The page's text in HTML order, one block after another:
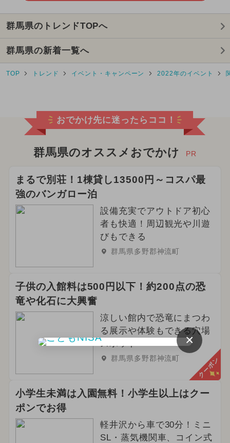
2025年8月のイベント
キャラクター
2026年1月のイベント
2024年11月のイベント
2025年3月のイベント
2026年5月のイベント 雨の日OK
2025年5月のイベント
2025年12月のイベント
2024年8月のイベント
2024年12月のイベント
2025年4月のイベント
2026年6月のイベント
2025年2月のイベント
2024年6月のイベント
2025年6月のイベント
2024年4月のイベント
群馬県のトレンドTOPへ
群馬県の新着一覧へ
TOP トレンド イベント・キャンペーン 2022年のイベント
おでかけ先に迷ったらココ！
群馬県のオススメおでかけ PR
まるで別荘！1棟貸し13500円～コスパ最
強のバンガロー泊
設備充実でアウトドア初心
者も快適！周辺観光や川遊
びもできる
群馬県多野郡神流町
子供の入館料は500円以下！約200点の恐
竜や化石に大興奮
涼しい館内で恐竜にまつわ
る展示や体験もできる穴場
スポット
群馬県多野郡神流町 クーポン
小学生未満は入園無料！小学生以上はクー
ポンでお得
軽井沢から車で30分！ミニ
SL・蒸気機関車、コイン式
×